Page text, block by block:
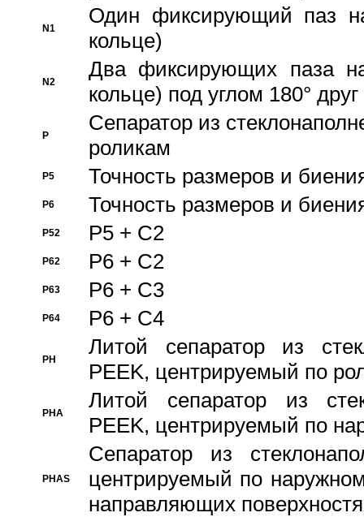
N1
Один фиксирующий паз
кольце)
N2
Два фиксирующих паза
кольце) под углом 180° друг
P
Cепаратор из
роликам
P5 Точность размеров и
P6 Точность размеров и
P52 P5 + C2
P62 P6 + C2
P63 P6 + C3
P64 P6 + C4
PH
Литой сепаратор из
PEEK, центрируемый по
PHA
Литой сепаратор из
PEEK, центрируемый по
PHAS
Сепаратор из
центрируемый по
направляющих